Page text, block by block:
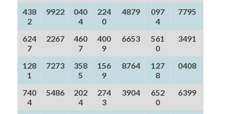
438
2
9922
040
4
224
0
4879
097
4
7795
624
7
2267
460
7
400
9
6653
561
0
3491
128
1
7273
358
5
156
9
8764
127
8
0408
740
4
5486
202
4
274
3
3904
652
0
6399